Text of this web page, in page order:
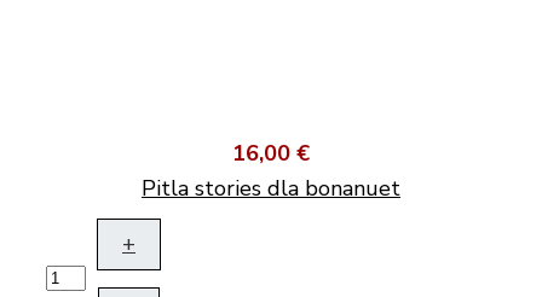
16,00 €
Pitla stories dla bonanuet
+